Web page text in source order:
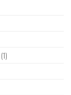
(1)